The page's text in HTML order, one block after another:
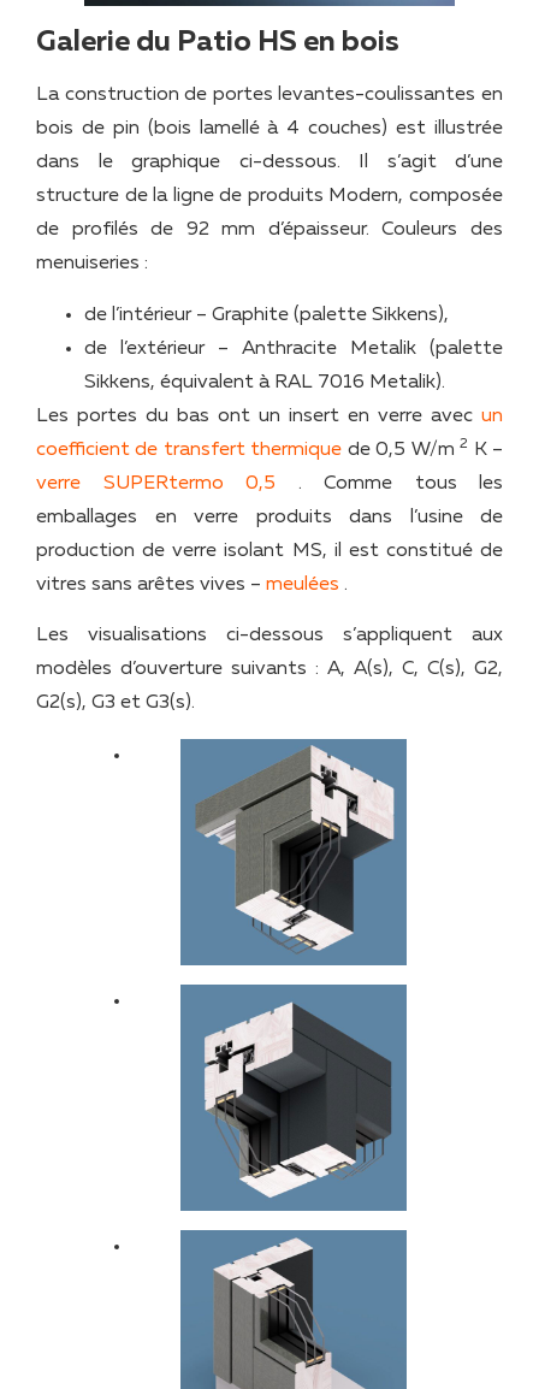
Galerie du Patio HS en bois
La construction de portes levantes-coulissantes en
bois de pin (bois lamellé à 4 couches) est illustrée
dans le graphique ci-dessous. Il s’agit d’une
structure de la ligne de produits Modern, composée
de profilés de 92 mm d’épaisseur. Couleurs des
menuiseries :
de l’intérieur – Graphite (palette Sikkens),
de l’extérieur – Anthracite Metalik (palette
Sikkens, équivalent à RAL 7016 Metalik).
Les portes du bas ont un insert en verre avec un
coefficient de transfert thermique de 0,5 W/m2
K –
verre SUPERtermo 0,5 . Comme tous les
emballages en verre produits dans l’usine de
production de verre isolant MS, il est constitué de
vitres sans arêtes vives – meulées .
Les visualisations ci-dessous s’appliquent aux
modèles d’ouverture suivants : A, A(s), C, C(s), G2,
G2(s), G3 et G3(s).